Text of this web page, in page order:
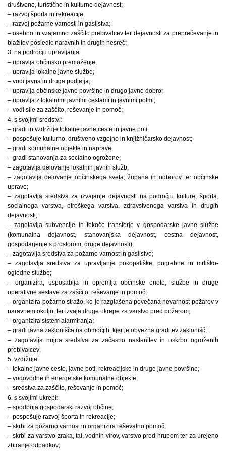
društveno, turistično in kulturno dejavnost;
– razvoj športa in rekreacije;
– razvoj požarne varnosti in gasilstva;
– osebno in vzajemno zaščito prebivalcev ter dejavnosti za preprečevanje in
blažitev posledic naravnih in drugih nesreč;
3. na področju upravljanja:
– upravlja občinsko premoženje;
– upravlja lokalne javne službe;
– vodi javna in druga podjetja;
– upravlja občinske javne površine in drugo javno dobro;
– upravlja z lokalnimi javnimi cestami in javnimi potmi;
– vodi sile za zaščito, reševanje in pomoč;
4. s svojimi sredstvi:
– gradi in vzdržuje lokalne javne ceste in javne poti;
– pospešuje kulturno, društveno vzgojno in knjižničarsko dejavnost;
– gradi komunalne objekte in naprave;
– gradi stanovanja za socialno ogrožene;
– zagotavlja delovanje lokalnih javnih služb;
– zagotavlja delovanje občinskega sveta, župana in odborov ter občinske
uprave;
– zagotavlja sredstva za izvajanje dejavnosti na področju kulture, športa,
socialnega varstva, otroškega varstva, zdravstvenega varstva in drugih
dejavnosti;
– zagotavlja subvencije in tekoče transferje v gospodarske javne službe
(komunalna dejavnost, stanovanjska dejavnost, cestna dejavnost,
gospodarjenje s prostorom, druge dejavnosti);
– zagotavlja sredstva za požarno varnost in gasilstvo;
– zagotavlja sredstva za upravljanje pokopališke, pogrebne in mrliško-
ogledne službe;
– organizira, usposablja in opremlja občinske enote, službe in druge
operativne sestave za zaščito, reševanje in pomoč;
– organizira požarno stražo, ko je razglašena povečana nevarnost požarov v
naravnem okolju, ter izvaja druge ukrepe za varstvo pred požarom;
– organizira sistem alarmiranja;
– gradi javna zaklonišča na območjih, kjer je obvezna graditev zaklonišč;
– zagotavlja nujna sredstva za začasno nastanitev in oskrbo ogroženih
prebivalcev;
5. vzdržuje:
– lokalne javne ceste, javne poti, rekreacijske in druge javne površine;
– vodovodne in energetske komunalne objekte;
– sredstva za zaščito, reševanje in pomoč;
6. s svojimi ukrepi:
– spodbuja gospodarski razvoj občine;
– pospešuje razvoj športa in rekreacije;
– skrbi za požarno varnost in organizira reševalno pomoč;
– skrbi za varstvo zraka, tal, vodnih virov, varstvo pred hrupom ter za urejeno
zbiranje odpadkov;